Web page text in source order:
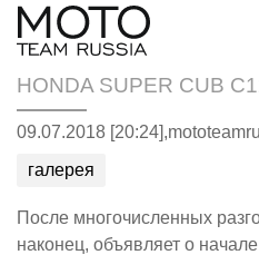
HONDA SUPER CUB
09.07.2018 [20:24],
галерея
После многочисленных
наконец, объявляет о